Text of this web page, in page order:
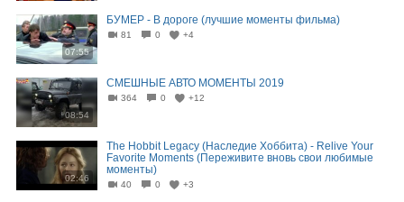
07:55
БУМЕР - В дороге (лучшие моменты фильма)
81 0 +4
08:54
СМЕШНЫЕ АВТО МОМЕНТЫ 2019
364 0 +12
02:46
The Hobbit Legacy (Наследие Хоббита) - Relive Your
Favorite Moments (Переживите вновь свои любимые
моменты)
40 0 +3